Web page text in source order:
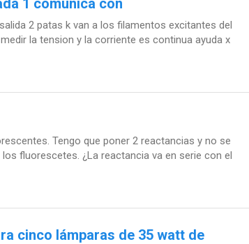
2 patas k van a los filamentos excitantes del
la tension y la corriente es continua ayuda x
Tengo que poner 2 reactancias y no se
fluorescetes. ¿La reactancia va en serie con el
cinco lámparas de 35 watt de